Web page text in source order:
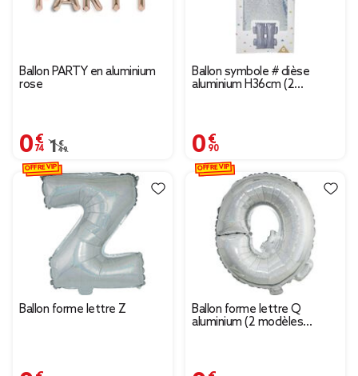
Ballon PARTY en aluminium
rose
0,74 €
Prix remisé de 1,49 € à 0,74 €
1,49 €
Ballon symbole # dièse
aluminium H36cm (2
0,90 €
Ballon forme lettre Z
OFFRE VIP
Ballon forme lettre Q
aluminium (2 modèles
OFFRE VIP